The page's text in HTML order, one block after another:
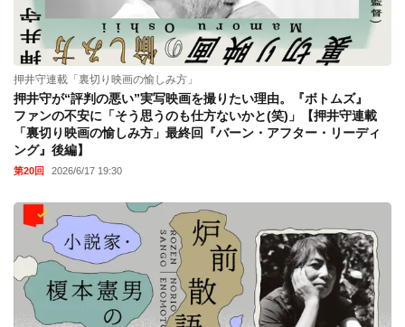
押井守連載「裏切り映画の愉しみ方」
押井守が“評判の悪い”実写映画を撮りたい理由。『ボトムズ』
ファンの不安に「そう思うのも仕方ないかと(笑)」【押井守連載
「裏切り映画の愉しみ方」最終回『バーン・アフター・リーディ
ング』後編】
第20回 2026/6/17 19:30